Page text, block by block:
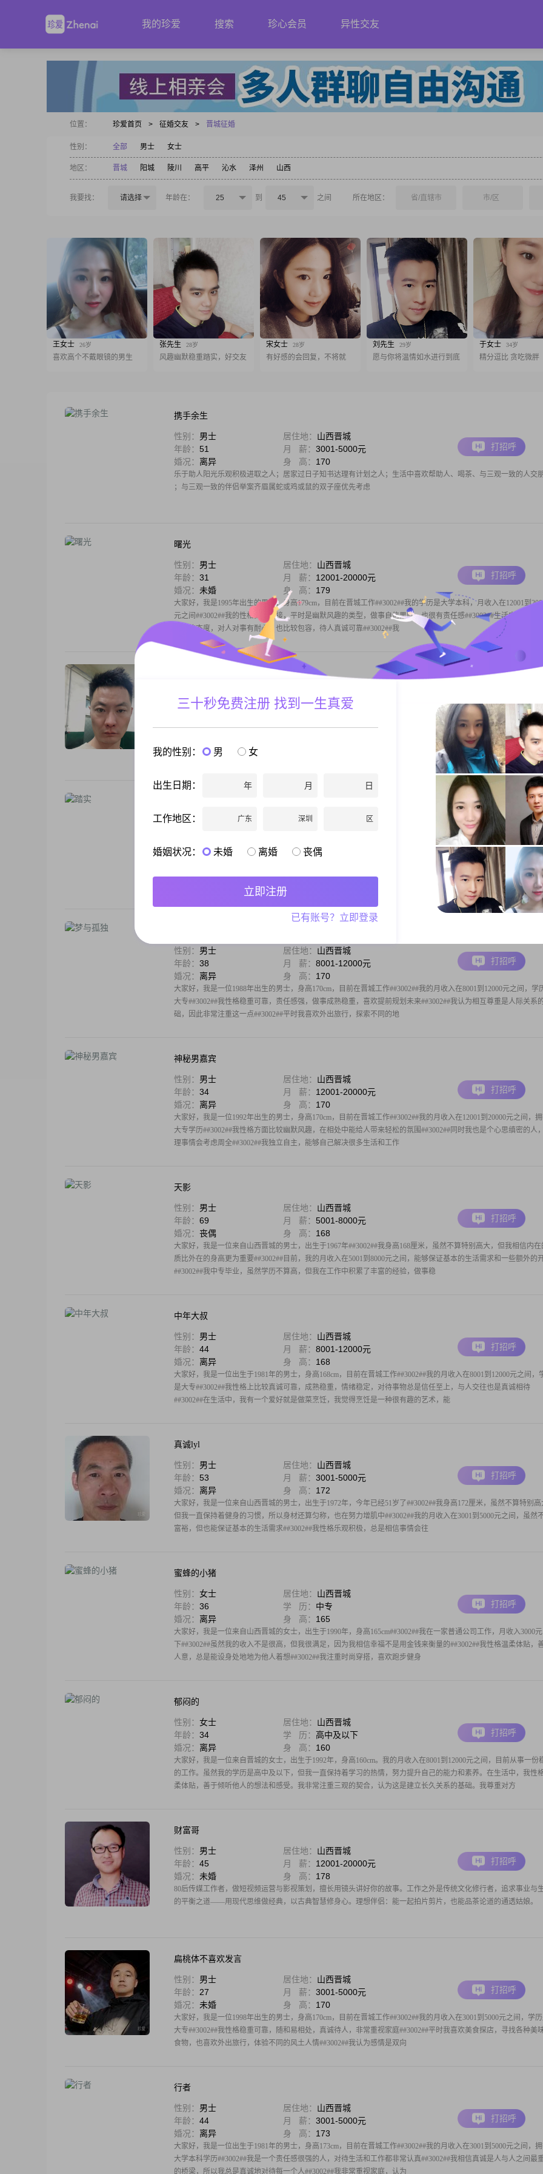
我的珍爱 搜索 珍心会员 异性交友
位置： 珍爱首页 > 征婚交友 > 晋城征婚
性别： 全部 男士 女士
地区： 晋城 阳城 陵川 高平 沁水 泽州 山西
我要找： 请选择 年龄在： 25 到 45 之间 所在地区： 省/直辖市 市/区
王女士 26岁
喜欢高个不戴眼镜的男生
张先生 28岁
风趣幽默稳重踏实，好交友
宋女士 28岁
有好感的会回复，不将就
刘先生 29岁
愿与你将温情如水进行到底
于女士 34岁
精分逗比 贪吃微胖
携手余生
性别： 男士 居住地： 山西晋城
年龄： 51 月 薪： 3001-5000元
婚况： 离异 身 高： 170
乐于助人阳光乐观积极进取之人；居家过日子知书达理有计划之人；生活中喜欢帮助人、喝茶、与三观一致的人交
；与三观一致的伴侣举案齐眉属蛇或鸡或鼠的双子座优先考虑
打招呼
曙光
性别： 男士 居住地： 山西晋城
年龄： 31 月 薪： 12001-20000元
婚况： 未婚 身 高： 179
大家好，我是1995年出生的男生，身高179cm，目前在晋城工作##3002##我的学历是大学本科，月收入在12001到
元之间##3002##我的性格比较直接，平时是幽默风趣的类型，做事自信果断，也很有责任感##3002##生活中我保持乐
积极的态度，对人对事有耐心，也比较包容，待人真诚可靠##3002##我
打招呼
年龄：40 月 薪：12001-20000元
大家好，我是一位出生于1985年的男士，身高183cm，目前生活在晋城##3002##我的月收入在12001到20000元之间
有大专学历##3002##在性格方面，我自认为是一个稳重可靠的人，对待事物总是一步一个脚印，不喜欢浮躁和冲动
##3002##在我的价值观里，家庭始终是第一位的，我会尽自己最大的努力去维护和经
打招呼
性别： 居住地：
婚况：
离异 身 高：157
大家好，我是一位来自山西晋城的女士，出生于1988年，身高157cm##3002##我的收入适中，每月在3000元以下
##3002##虽然学历只是中专，但我一直保持着学习的热情，努力提升自己##3002##在生活中，我性格温柔体贴，善
心他人##3002##我热爱家庭，勤俭持家，善于把家里打理得井井有条##3002#
打招呼
性别： 男士 居住地： 山西晋城
年龄： 38 月 薪： 8001-12000元
婚况： 离异 身 高： 170
大家好，我是一位1988年出生的男士，身高170cm，目前在晋城工作##3002##我的月收入在8001到12000元之间，学
大专##3002##我性格稳重可靠，责任感强，做事成熟稳重，喜欢提前规划未来##3002##我认为相互尊重是人际关系
础，因此非常注重这一点##3002##平时我喜欢外出旅行，探索不同的地
打招呼
神秘男嘉宾
性别： 男士 居住地： 山西晋城
年龄： 34 月 薪： 12001-20000元
婚况： 离异 身 高： 170
大家好，我是一位1992年出生的男士，身高170cm，目前在晋城工作##3002##我的月收入在12001到20000元之间，
大专学历##3002##我性格方面比较幽默风趣，在相处中能给人带来轻松的氛围##3002##同时我也是个心思缜密的人
理事情会考虑周全##3002##我独立自主，能够自己解决很多生活和工作
打招呼
天影
性别： 男士 居住地： 山西晋城
年龄： 69 月 薪： 5001-8000元
婚况： 丧偶 身 高： 168
大家好，我是一位来自山西晋城的男士，出生于1967年##3002##我身高168厘米，虽然不算特别高大，但我相信内在
质比外在的身高更为重要##3002##目前，我的月收入在5001到8000元之间，能够保证基本的生活需求和一些额外的
##3002##我中专毕业，虽然学历不算高，但我在工作中积累了丰富的经验，做事稳
打招呼
中年大叔
性别： 男士 居住地： 山西晋城
年龄： 44 月 薪： 8001-12000元
婚况： 离异 身 高： 168
大家好，我是一位出生于1981年的男士，身高168cm，目前在晋城工作##3002##我的月收入在8001到12000元之间，
是大专##3002##我性格上比较真诚可靠，成熟稳重，情绪稳定，对待事物总是信任至上，与人交往也是真诚相待
##3002##在生活中，我有一个爱好就是做菜烹饪，我觉得烹饪是一种很有趣的艺术，能
打招呼
真诚lyl
性别： 男士 居住地： 山西晋城
年龄： 53 月 薪： 3001-5000元
婚况： 离异 身 高： 172
大家好，我是一位来自山西晋城的男士，出生于1972年，今年已经51岁了##3002##我身高172厘米，虽然不算特别高
但我一直保持着健身的习惯，所以身材还算匀称，也在努力增肌中##3002##我的月收入在3001到5000元之间，虽然
富裕，但也能保证基本的生活需求##3002##我性格乐观积极，总是相信事情会往
打招呼
蜜蜂的小猪
性别： 女士 居住地： 山西晋城
年龄： 36 学 历： 中专
婚况： 离异 身 高： 165
大家好，我是一位来自山西晋城的女士，出生于1990年，身高165cm##3002##我在一家普通公司工作，月收入3000
下##3002##虽然我的收入不是很高，但我很满足，因为我相信幸福不是用金钱来衡量的##3002##我性格温柔体贴，
人意，总是能设身处地地为他人着想##3002##我注重时尚穿搭，喜欢跑步健身
打招呼
郁闷的
性别： 女士 居住地： 山西晋城
年龄： 34 学 历： 高中及以下
婚况： 离异 身 高： 160
大家好，我是一位来自晋城的女士，出生于1992年，身高160cm。我的月收入在8001到12000元之间，目前从事一份
的工作。虽然我的学历是高中及以下，但我一直保持着学习的热情，努力提升自己的能力和素养。在生活中，我性
柔体贴，善于倾听他人的想法和感受。我非常注重三观的契合，认为这是建立长久关系的基础。我尊重对方
打招呼
财富哥
性别： 男士 居住地： 山西晋城
年龄： 45 月 薪： 12001-20000元
婚况： 未婚 身 高： 178
80后传媒工作者，做短视频运营与影视策划，擅长用镜头讲好你的故事。工作之外是传统文化修行者，追求事业与
的平衡之道——用现代思维做经典，以古典智慧修身心。理想伴侣：能一起拍片剪片，也能品茶论道的通透姑娘。
打招呼
扁桃体不喜欢发言
性别： 男士 居住地： 山西晋城
年龄： 27 月 薪： 3001-5000元
婚况： 未婚 身 高： 170
大家好，我是一位1998年出生的男士，身高170cm，目前在晋城工作##3002##我的月收入在3001到5000元之间，学
大专##3002##我性格稳重可靠，随和易相处，真诚待人，非常重视家庭##3002##平时我喜欢美食探店，寻找各种美
食物，也喜欢外出旅行，体验不同的风土人情##3002##我认为感情是双向
打招呼
行者
性别： 男士 居住地： 山西晋城
年龄： 44 月 薪： 3001-5000元
婚况： 离异 身 高： 173
大家好，我是一位出生于1981年的男士，身高173cm，目前在晋城工作##3002##我的月收入在3001到5000元之间，
大学本科学历##3002##我是一个责任感很强的人，对待生活和工作都非常认真##3002##我相信真诚是人与人之间最
的桥梁，所以我总是真诚地对待每一个人##3002##我非常重视家庭，认为
打招呼
三十秒免费注册 找到一生真爱
我的性别： 男 女
出生日期： 年 月 日
工作地区： 广东 深圳 区
婚姻状况： 未婚 离婚 丧偶
立即注册
已有账号？立即登录